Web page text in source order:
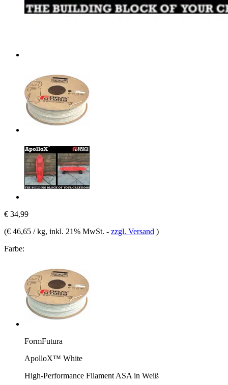
€ 34,99
(€ 46,65 / kg, inkl. 21% MwSt. - zzgl. Versand )
Farbe:
FormFutura
ApolloX™ White
High-Performance Filament ASA in Weiß